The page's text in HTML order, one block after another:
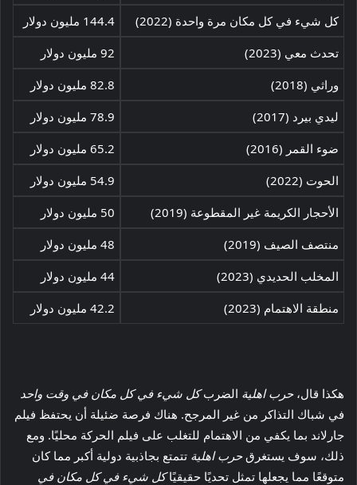
كل شيء في كل مكان مرة واحدة (2022)
144.4 مليون دولار
تحدث معي (2023)
92 مليون دولار
وراثي (2018)
82.8 مليون دولار
ليدي بيرد (2017)
78.9 مليون دولار
ضوء القمر (2016)
65.2 مليون دولار
الحوت (2022)
54.9 مليون دولار
الأحجار الكريمة غير المقطوعة (2019)
50 مليون دولار
منتصف الصيف (2019)
48 مليون دولار
المخلب الحديدي (2023)
44 مليون دولار
منطقة الاهتمام (2023)
42.2 مليون دولار
هكذا قال،حرب اهلية الضربكل شيء في كل مكان في وقت واحد
في شباك التذاكر من غير المرجح. هناك فرصة ضئيلة أن يحتفظ فيلم
جارلاند بما يكفي من الاهتمام للتغلب على فيلم الحركة محليًا. ومع
ذلك، سوف يستغرقحرب اهلية تتمتع بجاذبية دولية أكبر مما كان
متوقعًا مما يجعلها تمثل تحديًا حقيقيًاكل شيء في كل مكان في